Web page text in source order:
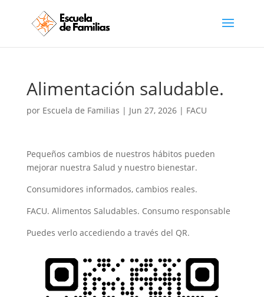
Alimentación saludable.
por Escuela de Familias | Jun 27, 2026| FACU
Pequeños cambios de nuestros hábitos pueden
mejorar nuestra Salud y nuestro bienestar.
Consumidores informados, cambios reales.
FACU. Alimentos Saludables. Consumo responsable
Puedes verlo accediendo a través del QR.